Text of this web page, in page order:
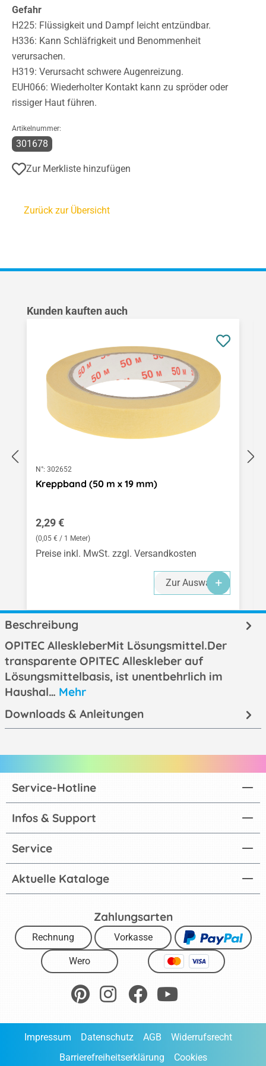
Gefahr
H225: Flüssigkeit und Dampf leicht entzündbar.
H336: Kann Schläfrigkeit und Benommenheit
verursachen.
H319: Verursacht schwere Augenreizung.
EUH066: Wiederholter Kontakt kann zu spröder oder
rissiger Haut führen.
Artikelnummer:
301678
Zur Merkliste hinzufügen
Zurück zur Übersicht
Produktgalerie überspringen
Kunden kauften auch
N°: 302652
Kreppband (50 m x 19 mm)
Regulärer Preis:
2,29 €
(0,05 € / 1 Meter)
Preise inkl. MwSt. zzgl. Versandkosten
Zur Auswahl
Beschreibung
OPITEC AlleskleberMit Lösungsmittel.Der
transparente OPITEC Alleskleber auf
Lösungsmittelbasis, ist unentbehrlich im
Haushal… Mehr
Downloads & Anleitungen
Aktuelle Kataloge
Service-Hotline
Infos & Support
Service
Zahlungsarten
Rechnung Vorkasse
Wero
Impressum Datenschutz AGB
Widerrufsrecht
Barrierefreiheitserklärung
Cookies